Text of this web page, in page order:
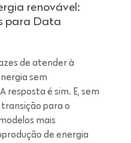
renovável:
para Data
de atender à
sem
resposta é sim. E, sem
para o
mais
de energia